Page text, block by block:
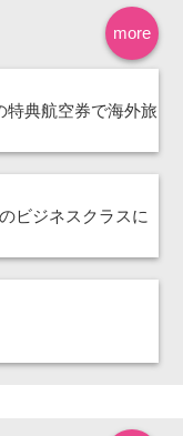
more
特典航空券で海外旅
ビジネスクラスに